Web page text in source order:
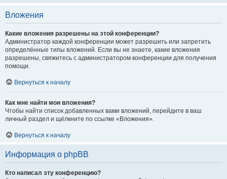
Вложения
Какие вложения разрешены на этой конференции?
Администратор каждой конференции может разрешить или запретить
определённые типы вложений. Если вы не знаете, какие вложения
разрешены, свяжитесь с администратором конференции для получения
помощи.
Вернуться к началу
Как мне найти мои вложения?
Чтобы найти список добавленных вами вложений, перейдите в ваш
личный раздел и щёлкните по ссылке «Вложения».
Вернуться к началу
Информация о phpBB
Кто написал эту конференцию?